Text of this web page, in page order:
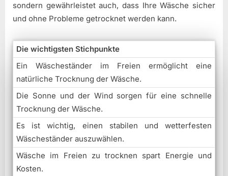
sondern gewährleistet auch, dass Ihre Wäsche sicher
und ohne Probleme getrocknet werden kann.
Die wichtigsten Stichpunkte
Ein Wäscheständer im Freien ermöglicht eine
natürliche Trocknung der Wäsche.
Die Sonne und der Wind sorgen für eine schnelle
Trocknung der Wäsche.
Es ist wichtig, einen stabilen und wetterfesten
Wäscheständer auszuwählen.
Wäsche im Freien zu trocknen spart Energie und
Kosten.